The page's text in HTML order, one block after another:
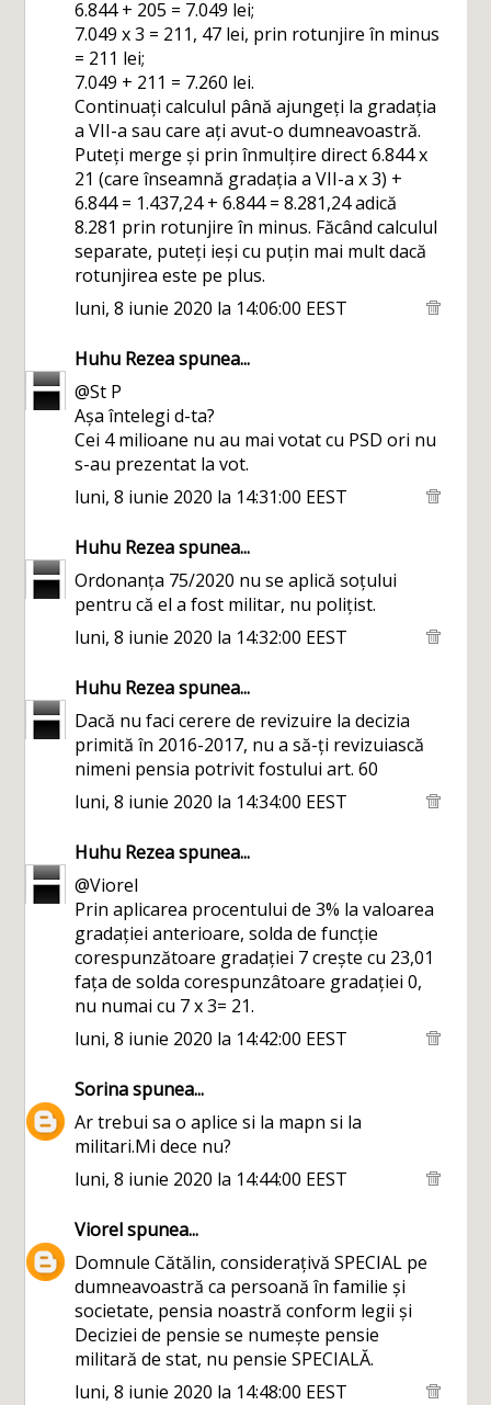
6.844 + 205 = 7.049 lei;
7.049 x 3 = 211, 47 lei, prin rotunjire în minus
= 211 lei;
7.049 + 211 = 7.260 lei.
Continuați calculul până ajungeți la gradația
a VII-a sau care ați avut-o dumneavoastră.
Puteți merge și prin înmulțire direct 6.844 x
21 (care înseamnă gradația a VII-a x 3) +
6.844 = 1.437,24 + 6.844 = 8.281,24 adică
8.281 prin rotunjire în minus. Făcând calculul
separate, puteți ieși cu puțin mai mult dacă
rotunjirea este pe plus.
luni, 8 iunie 2020 la 14:06:00 EEST
Huhu Rezeaspunea...
@St P
Așa întelegi d-ta?
Cei 4 milioane nu au mai votat cu PSD ori nu
s-au prezentat la vot.
luni, 8 iunie 2020 la 14:31:00 EEST
Huhu Rezeaspunea...
Ordonanța 75/2020 nu se aplică soțului
pentru că el a fost militar, nu polițist.
luni, 8 iunie 2020 la 14:32:00 EEST
Huhu Rezeaspunea...
Dacă nu faci cerere de revizuire la decizia
primită în 2016-2017, nu a să-ți revizuiască
nimeni pensia potrivit fostului art. 60
luni, 8 iunie 2020 la 14:34:00 EEST
Huhu Rezeaspunea...
@Viorel
Prin aplicarea procentului de 3% la valoarea
gradației anterioare, solda de funcție
corespunzătoare gradației 7 crește cu 23,01
fața de solda corespunzâtoare gradației 0,
nu numai cu 7 x 3= 21.
luni, 8 iunie 2020 la 14:42:00 EEST
Sorinaspunea...
Ar trebui sa o aplice si la mapn si la
militari.Mi dece nu?
luni, 8 iunie 2020 la 14:44:00 EEST
Viorelspunea...
Domnule Cătălin, considerațivă SPECIAL pe
dumneavoastră ca persoană în familie și
societate, pensia noastră conform legii și
Deciziei de pensie se numește pensie
militară de stat, nu pensie SPECIALĂ.
luni, 8 iunie 2020 la 14:48:00 EEST